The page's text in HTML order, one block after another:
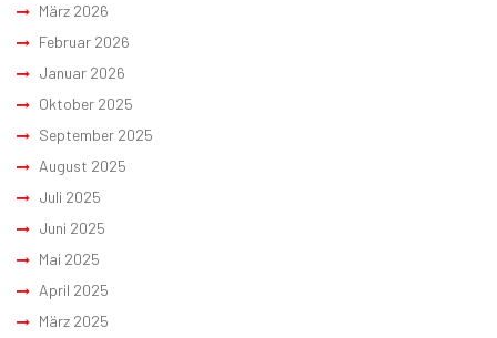
März 2026
Februar 2026
Januar 2026
Oktober 2025
September 2025
August 2025
Juli 2025
Juni 2025
Mai 2025
April 2025
März 2025